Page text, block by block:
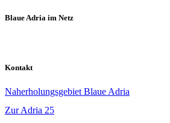
Blaue Adria im Netz
Kontakt
Naherholungsgebiet Blaue Adria
Zur Adria 25